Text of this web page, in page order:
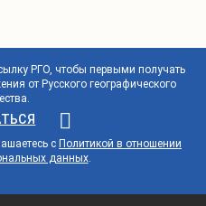
РГО, чтобы первыми получать
от Русского географического
с Политикой в отношении
данных.